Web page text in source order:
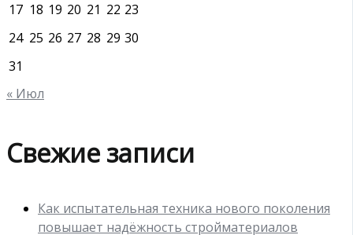
17 18 19 20 21 22 23
24 25 26 27 28 29 30
31
« Июл
Свежие записи
Как испытательная техника нового поколения
повышает надёжность стройматериалов